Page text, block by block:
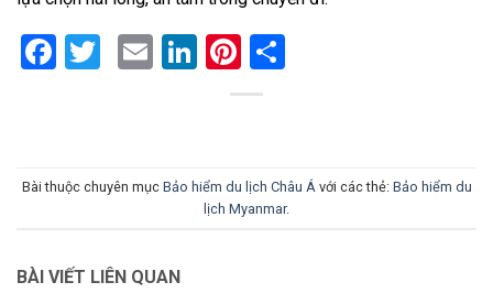
Facebook
TwitterEmailLinkedInPinterest
Bài thuộc chuyên mục Bảo hiểm du lịch Châu Á với các thẻ: Bảo hiểm du
lịch Myanmar.
BÀI VIẾT LIÊN QUAN